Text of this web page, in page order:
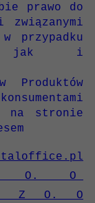
prawo do
przypadku
jak i
Produktów
na stronie
O. O
SP Z O. O